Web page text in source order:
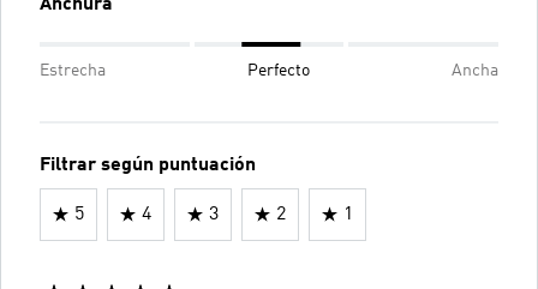
Anchura
Estrecha Perfecto Ancha
Filtrar según puntuación
5 4 3 2 1